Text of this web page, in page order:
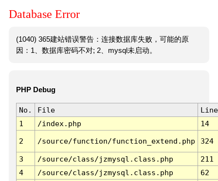
Database Error
(1040) 365建站错误警告：连接数据库失败，可能的原
因：1、数据库密码不对; 2、mysql未启动。
PHP Debug
No. File
Line
1
/index.php 14
2 /source/function/function_extend.php 324
3 /source/class/jzmysql.class.php
211
4
/source/class/jzmysql.class.php
62